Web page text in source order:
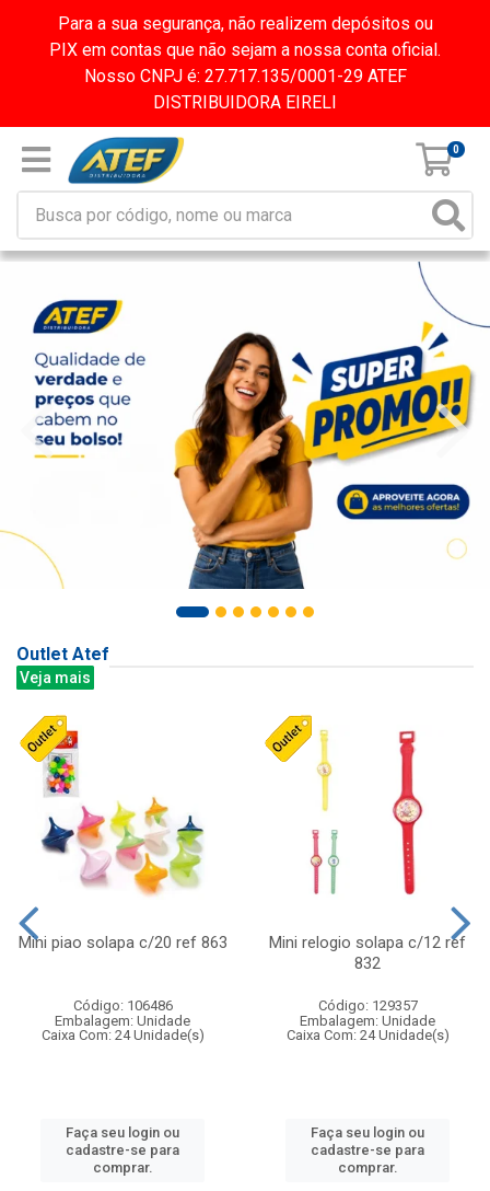
Para a sua segurança, não realizem depósitos ou
PIX em contas que não sejam a nossa conta oficial.
Nosso CNPJ é: 27.717.135/0001-29 ATEF
DISTRIBUIDORA EIRELI
0
Outlet Atef
Veja mais
Mini piao solapa c/20 ref 863
Código: 106486
Embalagem: Unidade
Caixa Com: 24 Unidade(s)
Faça seu login ou
cadastre-se para
comprar.
Mini relogio solapa c/12 ref
832
Código: 129357
Embalagem: Unidade
Caixa Com: 24 Unidade(s)
Faça seu login ou
cadastre-se para
comprar.